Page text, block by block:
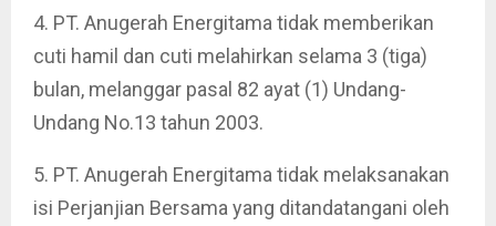
4. PT. Anugerah Energitama tidak memberikan
cuti hamil dan cuti melahirkan selama 3 (tiga)
bulan, melanggar pasal 82 ayat (1) Undang-
Undang No.13 tahun 2003.
5. PT. Anugerah Energitama tidak melaksanakan
isi Perjanjian Bersama yang ditandatangani oleh